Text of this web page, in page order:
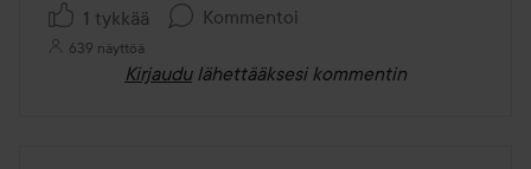
1 tykkää Kommentoi
639 näyttöä
Kirjaudu lähettääksesi kommentin